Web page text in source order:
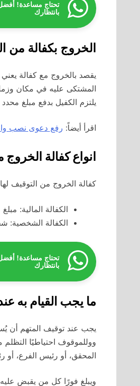
تحتاج مساعدة!
بانتظارك
الخروج بكفالة من
يقصد بالخروج مع كفالة
المشتكى عليه في مكان
يلتزم الكفيل بدفع مبلغ
اقرأ أيضاً: رفع دعوى نصب واحتيال 2023 | شروطها وكيفية رفعها
انواع كفالة
كفالة الخروج من التوقيف
الكفالة المالية:
الكفالة الشخصية:
تحتاج مساعدة!
بانتظارك
ما يجب القيام به
يجب عند توقيف المتهم أن
ووللموقوف احتياطيًا التظلم
المحقق، أو رئيس الفرع، أو
ويبلغ فورًا كل من يقبض عليه